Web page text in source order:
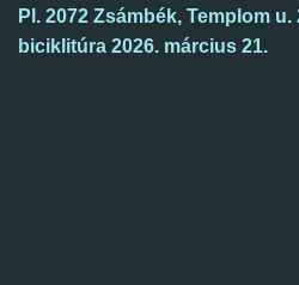
Pl. 2072 Zsámbék, Templom u.
biciklitúra 2026. március 21.